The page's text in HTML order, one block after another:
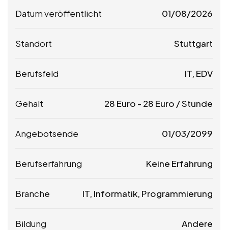
Datum veröffentlicht 01/08/2026
Standort Stuttgart
Berufsfeld IT, EDV
Gehalt 28 Euro - 28 Euro / Stunde
Angebotsende 01/03/2099
Berufserfahrung Keine Erfahrung
Branche IT, Informatik, Programmierung
Bildung Andere